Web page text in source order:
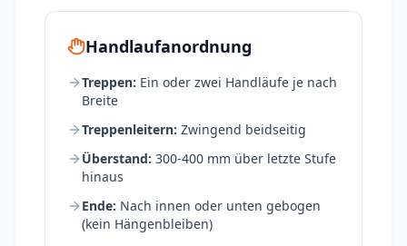
Handlaufanordnung
Treppen: Ein oder zwei Handläufe je nach
Breite
Treppenleitern: Zwingend beidseitig
Überstand: 300-400 mm über letzte Stufe
hinaus
Ende: Nach innen oder unten gebogen
(kein Hängenbleiben)